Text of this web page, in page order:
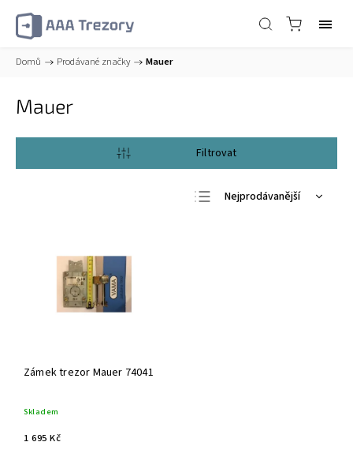
Domů / Prodávané značky / Mauer
Mauer
Otevřít filtr
Nejprodávanější
Zámek trezor Mauer 74041
Skladem
1 695 Kč